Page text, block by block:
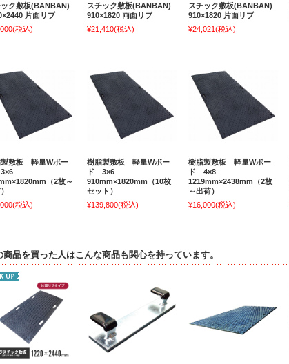
ク敷板(BANBAN)
片面リブ
(税込)
スチック敷板(BANBAN)
910×1820 両面リブ
¥21,410(税込)
スチック敷板(BANBAN)
910×1820 片面リブ
¥24,021(税込)
製敷板 軽量Wボー
（2枚～
(税込)
樹脂製敷板 軽量Wボー
ド 3×6
910mm×1820mm（10枚
セット）
¥139,800(税込)
樹脂製敷板 軽量Wボー
ド 4×8
1219mm×2438mm（2枚
～出荷）
¥16,000(税込)
商品を買った人はこんな商品も関心を持っています。